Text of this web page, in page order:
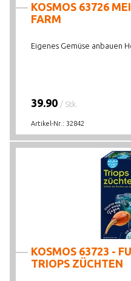
KOSMOS 63726
FARM
Eigenes Gemüse anbauen
39.90 / Stk.
Artikel-Nr.: 32842
KOSMOS 63723 -
TRIOPS ZÜCHTEN